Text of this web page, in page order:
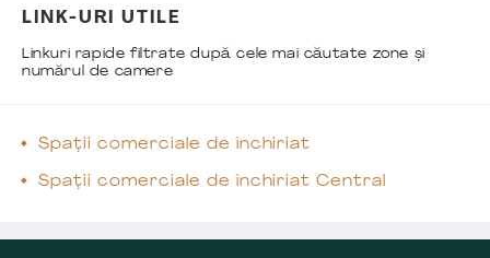
LINK-URI UTILE
Linkuri rapide filtrate după cele mai căutate zone și
numărul de camere
Spații comerciale de închiriat
Spații comerciale de închiriat Central